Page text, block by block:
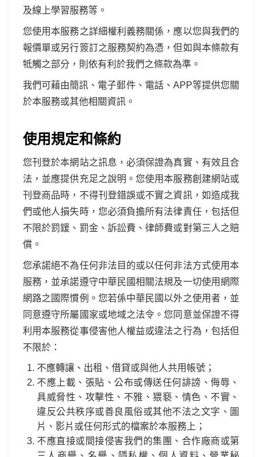
及線上學習服務等。
您使用本服務之詳細權利義務關係，應以您與我們的
報價單或另行簽訂之服務契約為憑，但如與本條款有
牴觸之部分，則依有利於我們之條款為準。
我們可藉由簡訊、電子郵件、電話、APP等提供您關
於本服務或其他相關資訊。
使用規定和條約
您刊登於本網站之訊息，必須保證為真實、有效且合
法，並應提供充足之說明。您使用本服務創建網站或
刊登商品時，不得刊登錯誤或不實之資訊，如造成我
們或他人損失時，您必須負擔所有法律責任，包括但
不限於罰鍰、罰金、訴訟費、律師費或對第三人之賠
償。
您承諾絕不為任何非法目的或以任何非法方式使用本
服務，並承諾遵守中華民國相關法規及一切使用網際
網路之國際慣例。您若係中華民國以外之使用者，並
同意遵守所屬國家或地域之法令。您同意並保證不得
利用本服務從事侵害他人權益或違法之行為，包括但
不限於：
不應轉讓、出租、借貸或與他人共用帳號；
不應上載、張貼、公布或傳送任何誹謗、侮辱、
具威脅性、攻擊性、不雅、猥褻、情色、不實、
違反公共秩序或善良風俗或其他不法之文字、圖
片、影片或任何形式的檔案於本服務上；
不應直接或間接侵害我們的集團、合作廠商或第